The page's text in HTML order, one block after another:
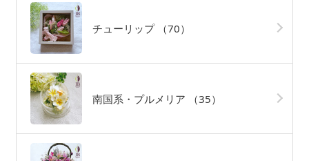
チューリップ （70）
南国系・プルメリア （35）